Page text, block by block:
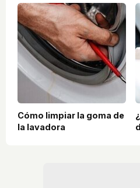
Cómo limpiar la goma de
la lavadora